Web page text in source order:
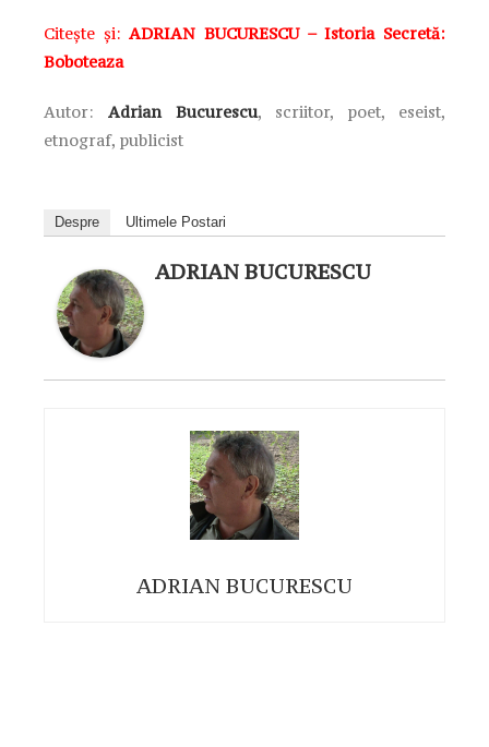
Citește și:ADRIAN BUCURESCU – Istoria Secretă:
Boboteaza
Autor: Adrian Bucurescu, scriitor, poet, eseist,
etnograf, publicist
Despre Ultimele Postari
ADRIAN BUCURESCU
ADRIAN BUCURESCU